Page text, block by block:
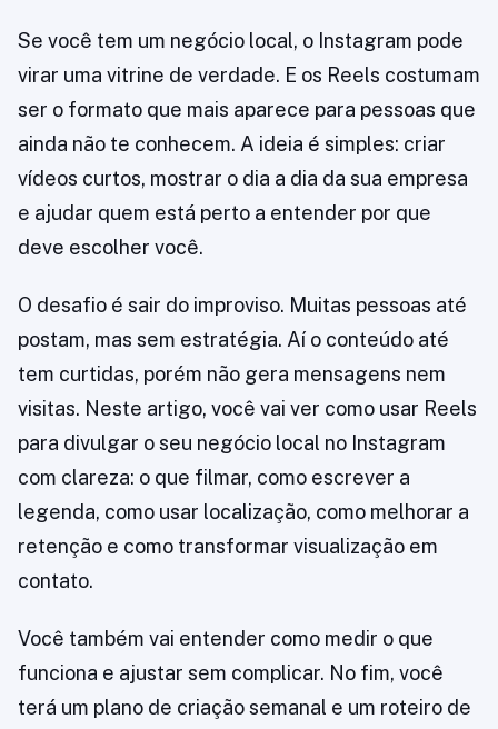
Se você tem um negócio local, o Instagram pode
virar uma vitrine de verdade. E os Reels costumam
ser o formato que mais aparece para pessoas que
ainda não te conhecem. A ideia é simples: criar
vídeos curtos, mostrar o dia a dia da sua empresa
e ajudar quem está perto a entender por que
deve escolher você.
O desafio é sair do improviso. Muitas pessoas até
postam, mas sem estratégia. Aí o conteúdo até
tem curtidas, porém não gera mensagens nem
visitas. Neste artigo, você vai ver como usar Reels
para divulgar o seu negócio local no Instagram
com clareza: o que filmar, como escrever a
legenda, como usar localização, como melhorar a
retenção e como transformar visualização em
contato.
Você também vai entender como medir o que
funciona e ajustar sem complicar. No fim, você
terá um plano de criação semanal e um roteiro de